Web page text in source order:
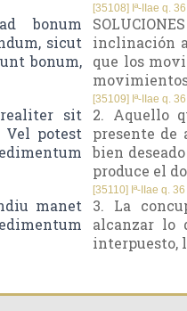
bonum
sicut
bonum,
[35108] Iª-IIae q.
inclinación
que los
sit
Vel potest
[35109] Iª-IIae q.
2. Aquello
presente de
bien
produce el
manet
[35110] Iª-IIae q.
3. La
alcanzar lo
interpuesto,